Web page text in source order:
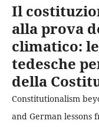
Il
alla prova
climatico:
tedesche
della
Constitutionalism
and German